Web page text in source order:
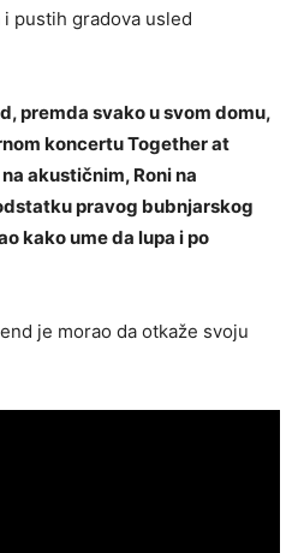
pustih gradova usled
premda svako u svom domu,
koncertu Together at
akustičnim, Roni na
pravog bubnjarskog
kako ume da lupa i po
je morao da otkaže svoju